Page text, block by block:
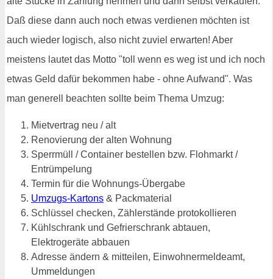
Daß diese dann auch noch etwas verdienen möchten ist
auch wieder logisch, also nicht zuviel erwarten! Aber
meistens lautet das Motto "toll wenn es weg ist und ich noch
etwas Geld dafür bekommen habe - ohne Aufwand". Was
man generell beachten sollte beim Thema Umzug:
Mietvertrag neu / alt
Renovierung der alten Wohnung
Sperrmüll / Container bestellen bzw. Flohmarkt /
Entrümpelung
Termin für die Wohnungs-Übergabe
Umzugs-Kartons & Packmaterial
Schlüssel checken, Zählerstände protokollieren
Kühlschrank und Gefrierschrank abtauen,
Elektrogeräte abbauen
Adresse ändern & mitteilen, Einwohnermeldeamt,
Ummeldungen